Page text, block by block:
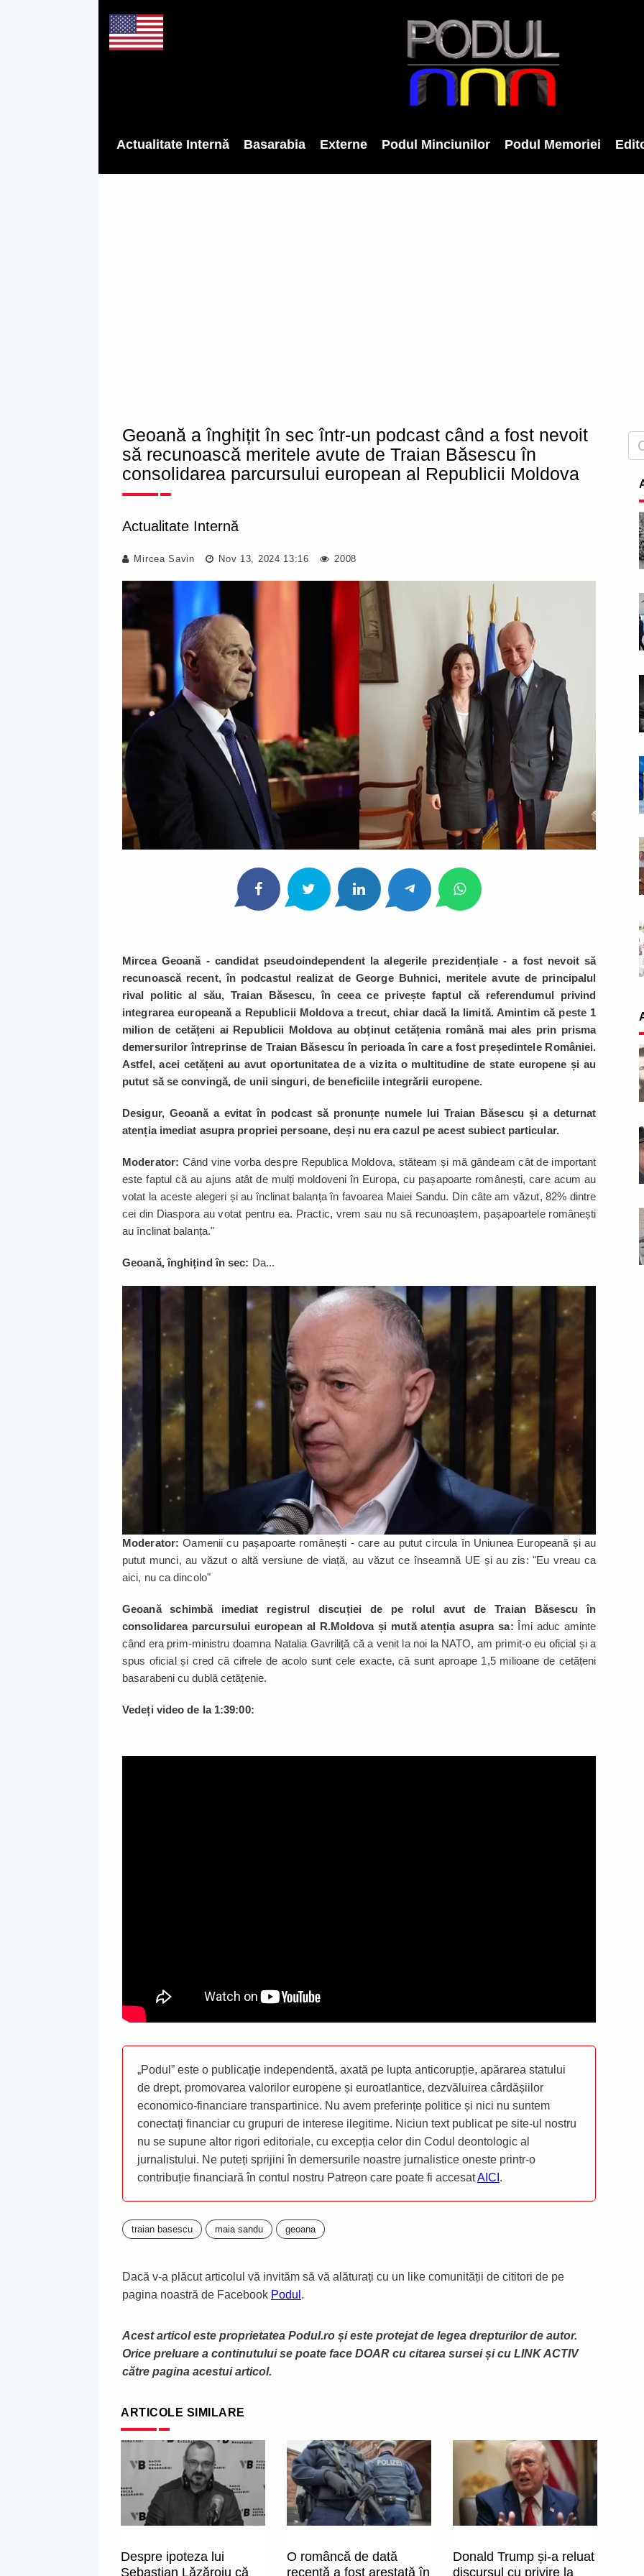
Actualitate Internă Basarabia Externe Podul Minciunilor Podul Memoriei
Geoană a înghițit în sec într-un podcast când a fost nevoit
să recunoască meritele avute de Traian Băsescu în
consolidarea parcursului european al Republicii Moldova
Actualitate Internă
Mircea Savin Nov 13, 2024 13:16 2008
Mircea Geoană - candidat pseudoindependent la alegerile prezidențiale - a fost nevoit să
recunoască recent, în podcastul realizat de George Buhnici, meritele avute de principalul
rival politic al său, Traian Băsescu, în ceea ce privește faptul că referendumul privind
integrarea europeană a Republicii Moldova a trecut, chiar dacă la limită. Amintim că peste 1
milion de cetățeni ai Republicii Moldova au obținut cetățenia română mai ales prin prisma
demersurilor întreprinse de Traian Băsescu în perioada în care a fost președintele României.
Astfel, acei cetățeni au avut oportunitatea de a vizita o multitudine de state europene și au
putut să se convingă, de unii singuri, de beneficiile integrării europene.
Desigur, Geoană a evitat în podcast să pronunțe numele lui Traian Băsescu și a deturnat
atenția imediat asupra propriei persoane, deși nu era cazul pe acest subiect particular.
Moderator: Când vine vorba despre Republica Moldova, stăteam și mă gândeam cât de important
este faptul că au ajuns atât de mulți moldoveni în Europa, cu pașapoarte românești, care acum au
votat la aceste alegeri și au înclinat balanța în favoarea Maiei Sandu. Din câte am văzut, 82% dintre
cei din Diaspora au votat pentru ea. Practic, vrem sau nu să recunoaștem, pașapoartele românești
au înclinat balanța."
Geoană, înghițind în sec: Da...
Moderator:Oamenii cu pașapoarte românești - care au putut circula în Uniunea Europeană și au
putut munci, au văzut o altă versiune de viață, au văzut ce înseamnă UE și au zis: "Eu vreau ca
aici, nu ca dincolo"
Geoană schimbă imediat registrul discuției de pe rolul avut de Traian Băsescu în
consolidarea parcursului european al R.Moldova și mută atenția asupra sa: Îmi aduc aminte
când era prim-ministru doamna Natalia Gavriliță că a venit la noi la NATO, am primit-o eu oficial și a
spus oficial și cred că cifrele de acolo sunt cele exacte, că sunt aproape 1,5 milioane de cetățeni
basarabeni cu dublă cetățenie.
Vedeți video de la 1:39:00:
„Podul” este o publicație independentă, axată pe lupta anticorupție, apărarea statului
de drept, promovarea valorilor europene și euroatlantice, dezvăluirea cârdășiilor
economico-financiare transpartinice. Nu avem preferințe politice și nici nu suntem
conectați financiar cu grupuri de interese ilegitime. Niciun text publicat pe site-ul nostru
nu se supune altor rigori editoriale, cu excepția celor din Codul deontologic al
jurnalistului. Ne puteți sprijini în demersurile noastre jurnalistice oneste printr-o
contribuție financiară în contul nostru Patreon care poate fi accesatAICI .
traian basescu maia sandu geoana
Dacă v-a plăcut articolul vă invităm să vă alăturați cu un like comunității de cititori de pe
pagina noastră de Facebook Podul .
Acest articol este proprietatea Podul.ro și este protejat de legea drepturilor de autor.
Orice preluare a continutului se poate face DOAR cu citarea sursei și cu LINK ACTIV
către pagina acestui articol.
ARTICOLE SIMILARE
Despre ipoteza lui
Sebastian Lăzăroiu că
O româncă de dată
recentă a fost arestată în
Donald Trump și-a reluat
discursul cu privire la